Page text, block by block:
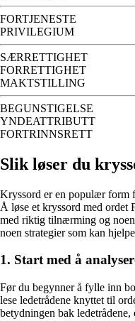
FORTJENESTE
PRIVILEGIUM
SÆRRETTIGHET
FORRETTIGHET
MAKTSTILLING
BEGUNSTIGELSE
YNDEATTRIBUTT
FORTRINNSRETT
Slik løser du
Kryssord er en populær form
Å løse et kryssord med
med riktig tilnærming og
noen strategier som kan
1. Start med å
Før du begynner å fylle inn
lese ledetrådene knyttet til
betydningen bak